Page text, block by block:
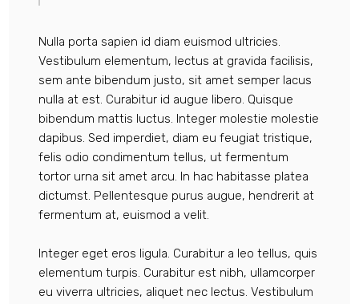
Nulla porta sapien id diam euismod ultricies.
Vestibulum elementum, lectus at gravida facilisis,
sem ante bibendum justo, sit amet semper lacus
nulla at est. Curabitur id augue libero. Quisque
bibendum mattis luctus. Integer molestie molestie
dapibus. Sed imperdiet, diam eu feugiat tristique,
felis odio condimentum tellus, ut fermentum
tortor urna sit amet arcu. In hac habitasse platea
dictumst. Pellentesque purus augue, hendrerit at
fermentum at, euismod a velit.
Integer eget eros ligula. Curabitur a leo tellus, quis
elementum turpis. Curabitur est nibh, ullamcorper
eu viverra ultricies, aliquet nec lectus. Vestibulum